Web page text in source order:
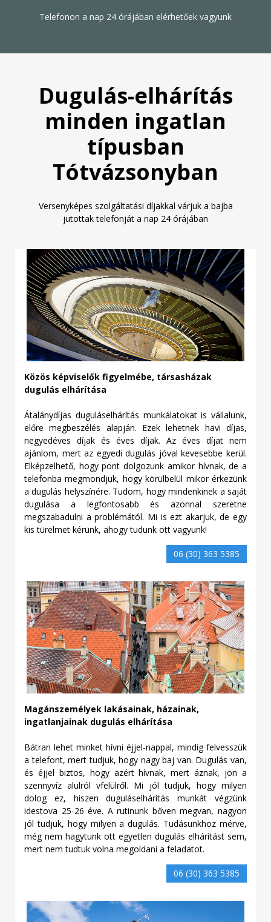
Telefonon a nap 24 órájában elérhetőek vagyunk
Dugulás-elhárítás
minden ingatlan
típusban
Tótvázsonyban
Versenyképes szolgáltatási díjakkal várjuk a bajba
jutottak telefonját a nap 24 órájában
Közös képviselők figyelmébe, társasházak
dugulás elhárítása
Átalánydíjas duguláselhárítás munkálatokat is vállalunk,
előre megbeszélés alapján. Ezek lehetnek havi díjas,
negyedéves díjak és éves díjak. Az éves díjat nem
ajánlom, mert az egyedi dugulás jóval kevesebbe kerül.
Elképzelhető, hogy pont dolgozunk amikor hívnak, de a
telefonba megmondjuk, hogy körülbelül mikor érkezünk
a dugulás helyszínére. Tudom, hogy mindenkinek a saját
dugulása a legfontosabb és azonnal szeretne
megszabadulni a problémától. Mi is ezt akarjuk, de egy
kis türelmet kérünk, ahogy tudunk ott vagyunk!
06 (30) 363 5385
Magánszemélyek lakásainak, házainak,
ingatlanjainak dugulás elhárítása
Bátran lehet minket hívni éjjel-nappal, mindig felvesszük
a telefont, mert tudjuk, hogy nagy baj van. Dugulás van,
és éjjel biztos, hogy azért hívnak, mert áznak, jön a
szennyvíz alulról vfelülről. Mi jól tudjuk, hogy milyen
dolog ez, hiszen duguláselhárítás munkát végzünk
idestova 25-26 éve. A rutinunk bőven megvan, nagyon
jól tudjuk, hogy milyen a dugulás. Tudásunkhoz mérve,
még nem hagytunk ott egyetlen dugulás elhárítást sem,
mert nem tudtuk volna megoldani a feladatot.
06 (30) 363 5385